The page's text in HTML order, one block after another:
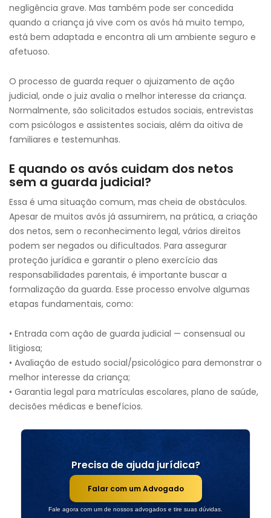
negligência grave. Mas também pode ser concedida
quando a criança já vive com os avós há muito tempo,
está bem adaptada e encontra ali um ambiente seguro e
afetuoso.
O processo de guarda requer o ajuizamento de ação
judicial, onde o juiz avalia o melhor interesse da criança.
Normalmente, são solicitados estudos sociais, entrevistas
com psicólogos e assistentes sociais, além da oitiva de
familiares e testemunhas.
E quando os avós cuidam dos netos
sem a guarda judicial?
Essa é uma situação comum, mas cheia de obstáculos.
Apesar de muitos avós já assumirem, na prática, a criação
dos netos, sem o reconhecimento legal, vários direitos
podem ser negados ou dificultados. Para assegurar
proteção jurídica e garantir o pleno exercício das
responsabilidades parentais, é importante buscar a
formalização da guarda. Esse processo envolve algumas
etapas fundamentais, como:
• Entrada com ação de guarda judicial — consensual ou
litigiosa;
• Avaliação de estudo social/psicológico para demonstrar o
melhor interesse da criança;
• Garantia legal para matrículas escolares, plano de saúde,
decisões médicas e benefícios.
Precisa de ajuda jurídica?
Falar com um Advogado
Fale agora com um de nossos advogados e tire suas dúvidas.